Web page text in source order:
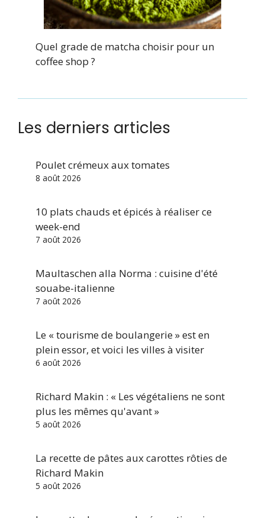
Quel grade de matcha choisir pour un
coffee shop ?
Les derniers articles
Poulet crémeux aux tomates
8 août 2026
10 plats chauds et épicés à réaliser ce
week-end
7 août 2026
Maultaschen alla Norma : cuisine d'été
souabe-italienne
7 août 2026
Le « tourisme de boulangerie » est en
plein essor, et voici les villes à visiter
6 août 2026
Richard Makin : « Les végétaliens ne sont
plus les mêmes qu'avant »
5 août 2026
La recette de pâtes aux carottes rôties de
Richard Makin
5 août 2026